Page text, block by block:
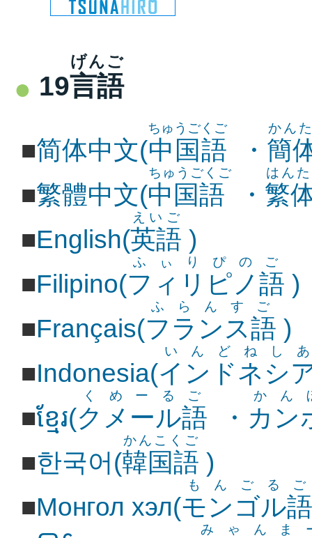
19言語
げんご
■简体中文(中国語
ちゅうごくご
・ 簡
かん
■繁體中文(中国語
ちゅうごくご
・ 繁
はん
■English(英語
えいご
)
■Filipino(フィリピノ語
ふぃりぴのご
)
■Français(フランス語
ふらんすご
)
■Indonesia(インドネシ
いんどねし
■ខ្មែរ(クメール語
くめーるご
・ カン
かん
■한국어(韓国語
かんこくご
)
■Монгол хэл(モンゴル語
もんごるご
みゃんま